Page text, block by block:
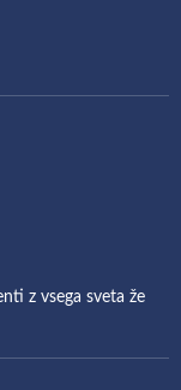
z vsega sveta že